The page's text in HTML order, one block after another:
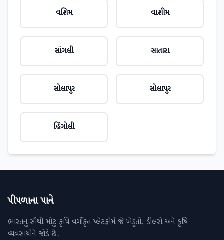
વશિમ વાશીમ
સાંગલી સાતારા
સોલાપુર સોલાપુર
હિંગોલી
પીપળાના પાને
ભારતનું સૌથી મોટું કૃષિ વર્ગીકૃત પ્લેટફોર્મ જે ખેડૂતો, ડીલરો અને કૃષિ
વ્યવસાયોને જોડે છે.